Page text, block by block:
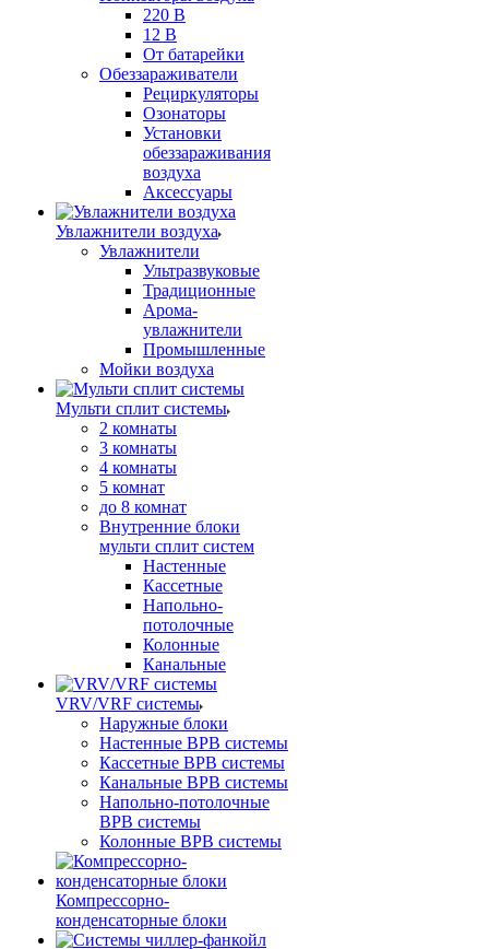
220 В
12 В
От батарейки
Обеззараживатели
Рециркуляторы
Озонаторы
Установки
обеззараживания
воздуха
Аксессуары
Увлажнители воздуха
Увлажнители
Ультразвуковые
Традиционные
Арома-
увлажнители
Промышленные
Мойки воздуха
Мульти сплит системы
2 комнаты
3 комнаты
4 комнаты
5 комнат
до 8 комнат
Внутренние блоки
мульти сплит систем
Настенные
Кассетные
Напольно-
потолочные
Колонные
Канальные
VRV/VRF системы
Наружные блоки
Настенные ВРВ системы
Кассетные ВРВ системы
Канальные ВРВ системы
Напольно-потолочные
ВРВ системы
Колонные ВРВ системы
Компрессорно-
конденсаторные блоки